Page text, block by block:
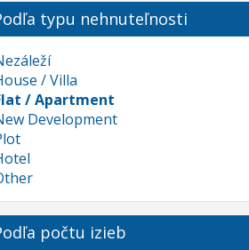
typu nehnuteľnosti
/ Villa
/ Apartment
Development
počtu izieb